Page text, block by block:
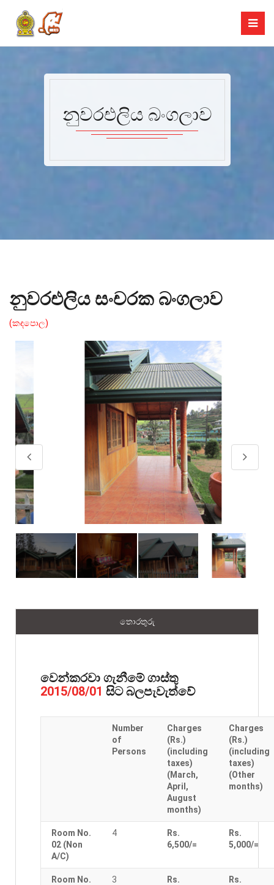
නුවරඑලිය බංගලාව
නුවරඑලිය සංචරක බංගලාව
(කඳපොල)
තොරතුරු
වෙන්කරවා ගැනීමේ ගාස්තු
2015/08/01 සිට බලපැවැත්වේ
Number
of
Persons
Charges
(Rs.)
(including
taxes)
(March,
April,
August
months)
Charges
(Rs.)
(including
taxes)
(Other
months)
Room No.
02 (Non
A/C)
4
Rs.
6,500/=
Rs.
5,000/=
Room No.
3
Rs.
Rs.